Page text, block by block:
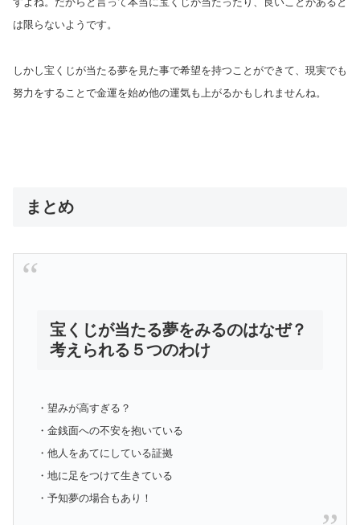
は限らないようです。
しかし宝くじが当たる夢を見た事で希望を持つことができて、現実でも
努力をすることで金運を始め他の運気も上がるかもしれませんね。
まとめ
宝くじが当たる夢をみるのはなぜ？
考えられる５つのわけ
・望みが高すぎる？
・金銭面への不安を抱いている
・他人をあてにしている証拠
・地に足をつけて生きている
・予知夢の場合もあり！